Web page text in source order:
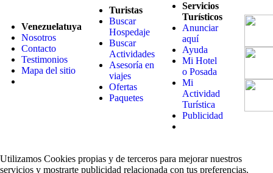
Venezuelatuya
Nosotros
Contacto
Testimonios
Mapa del sitio
Turistas
Buscar
Hospedaje
Buscar
Actividades
Asesoría en
viajes
Ofertas
Paquetes
Servicios
Turísticos
Anunciar
aquí
Ayuda
Mi Hotel
o Posada
Mi
Actividad
Turística
Publicidad
Utilizamos Cookies propias y de terceros para mejorar nuestros
servicios y mostrarte publicidad relacionada con tus preferencias.